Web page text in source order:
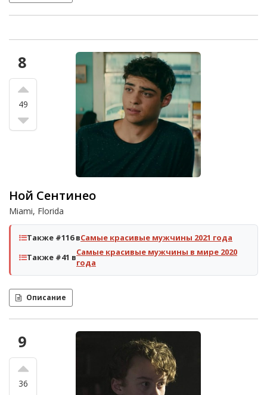
8
49
Ной Сентинео
Miami, Florida
Также #116 вСамые красивые мужчины 2021 года
Также #41 вСамые красивые мужчины в мире 2020
года
Описание
9
36